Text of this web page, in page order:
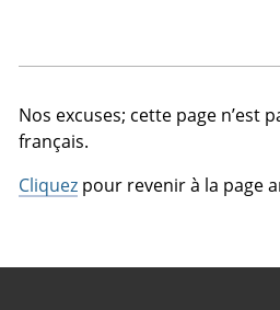
Nos excuses; cette page n’est
français.
Cliquez pour revenir à la page